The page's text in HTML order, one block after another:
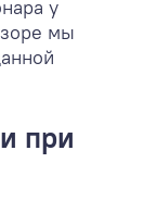
у
мы
при